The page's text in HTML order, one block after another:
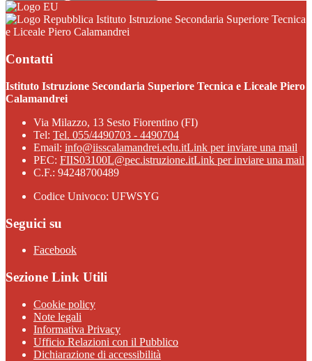
Istituto Istruzione Secondaria Superiore Tecnica
e Liceale Piero Calamandrei
Contatti
Istituto Istruzione Secondaria Superiore Tecnica e Liceale Piero
Calamandrei
Via Milazzo, 13 Sesto Fiorentino (FI)
Tel: Tel. 055/4490703 - 4490704
Email: info@iisscalamandrei.edu.itLink per inviare una mail
PEC: FIIS03100L@pec.istruzione.itLink per inviare una mail
C.F.: 94248700489
Codice Univoco: UFWSYG
Seguici su
Facebook
Sezione Link Utili
Cookie policy
Note legali
Informativa Privacy
Ufficio Relazioni con il Pubblico
Dichiarazione di accessibilità